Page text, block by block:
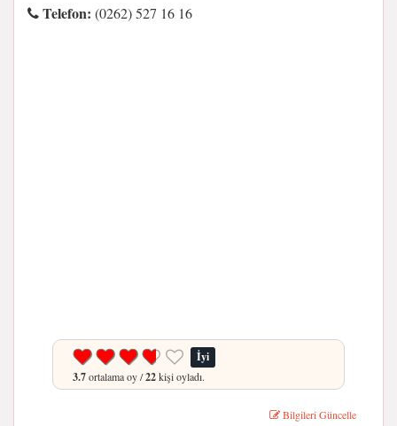
Telefon: (0262) 527 16 16
İyi
3.7ortalama oy /22kişi oyladı.
Bilgileri Güncelle